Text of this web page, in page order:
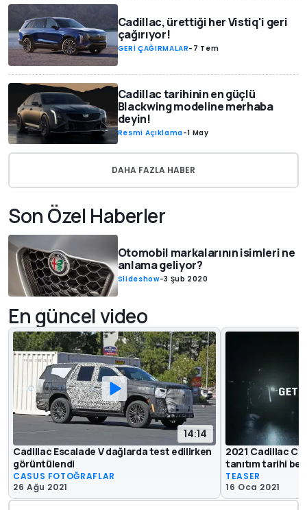
Cadillac, ürettiği her Vistiq'i geri
çağırıyor!
GERİ ÇAĞIRMALAR- 7 Tem
Cadillac tarihinin en güçlü
Blackwing modeline merhaba
deyin!
Resmi Açıklama-1 May
DAHA FAZLA HABER
Son Özel Haberler
Otomobil markalarının isimleri ne
anlama geliyor?
Slideshow-3 Şub 2020
En güncel video
14:14
Cadillac Escalade V dağlarda test edilirken
görüntülendi
CASUS FOTOĞRAFLAR
26 Ağu 2021
2021 Cadillac
tanıtım tarihi
TEASER
16 Oca 2021